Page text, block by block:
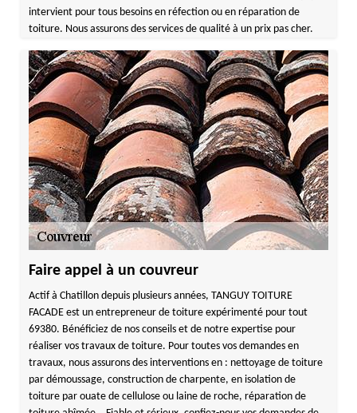
intervient pour tous besoins en réfection ou en réparation de
toiture. Nous assurons des services de qualité à un prix pas cher.
Faire appel à un couvreur
Actif à Chatillon depuis plusieurs années, TANGUY TOITURE
FACADE est un entrepreneur de toiture expérimenté pour tout
69380. Bénéficiez de nos conseils et de notre expertise pour
réaliser vos travaux de toiture. Pour toutes vos demandes en
travaux, nous assurons des interventions en : nettoyage de toiture
par démoussage, construction de charpente, en isolation de
toiture par ouate de cellulose ou laine de roche, réparation de